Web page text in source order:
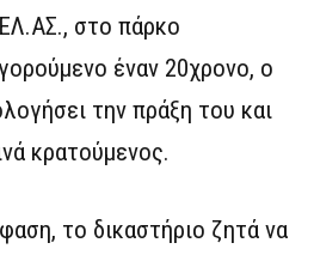
στο πάρκο
έναν 20χρονο, ο
την πράξη του και
κρατούμενος.
το δικαστήριο ζητά να